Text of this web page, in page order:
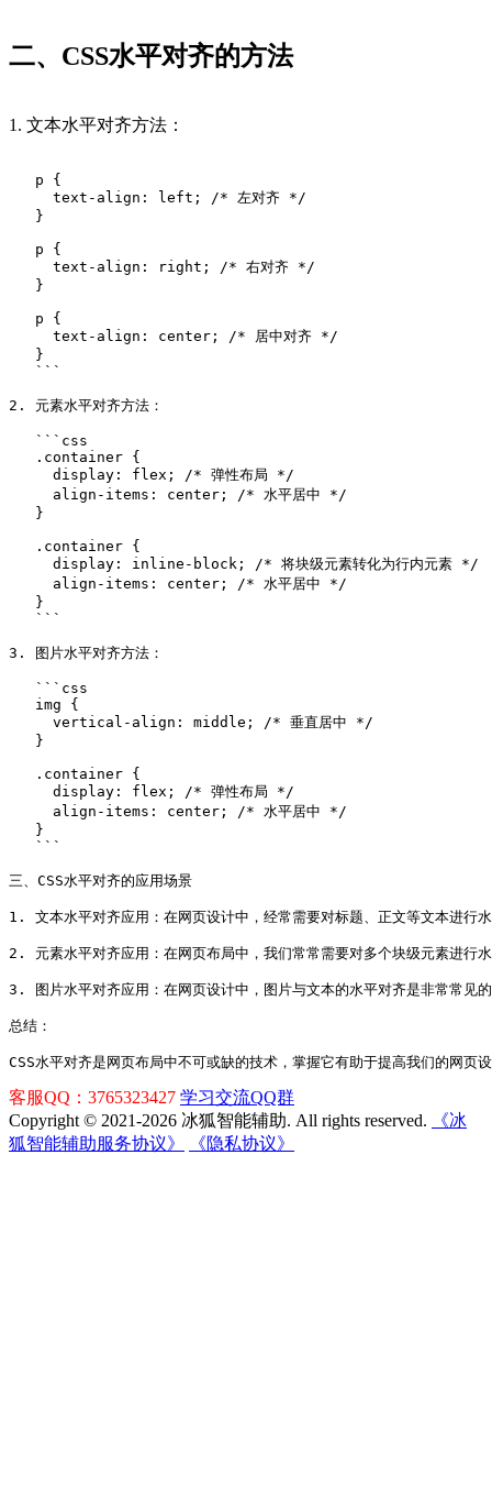
二、CSS水平对齐的方法
1. 文本水平对齐方法：
   p {
     text-align: left; /* 左对齐 */
   }
   p {
     text-align: right; /* 右对齐 */
   }
   p {
     text-align: center; /* 居中对齐 */
   }
   ```
2. 元素水平对齐方法：
   ```css
   .container {
     display: flex; /* 弹性布局 */
     align-items: center; /* 水平居中 */
   }
   .container {
     display: inline-block; /* 将块级元素转化为行内元素 */
     align-items: center; /* 水平居中 */
   }
   ```
3. 图片水平对齐方法：
   ```css
   img {
     vertical-align: middle; /* 垂直居中 */
   }
   .container {
     display: flex; /* 弹性布局 */
     align-items: center; /* 水平居中 */
   }
   ```
三、CSS水平对齐的应用场景
1. 文本水平对齐应用：在网页设计中，经常需要对标题、正文等文本进行
2. 元素水平对齐应用：在网页布局中，我们常常需要对多个块级元素进行
3. 图片水平对齐应用：在网页设计中，图片与文本的水平对齐是非常常见
总结：
CSS水平对齐是网页布局中不可或缺的技术，掌握它有助于提高我们的网
客服QQ：3765323427 学习交流QQ群
Copyright © 2021-2026 冰狐智能辅助. All rights reserved.
《冰
狐智能辅助服务协议》
《隐私协议》